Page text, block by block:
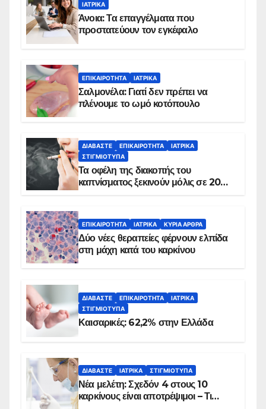
ΙΑΤΡΙΚΆ
Άνοια: Τα επαγγέλματα που
προστατεύουν τον εγκέφαλο
ΕΠΙΚΑΙΡΌΤΗΤΑ ΙΑΤΡΙΚΆ
Σαλμονέλα: Γιατί δεν πρέπει να
πλένουμε το ωμό κοτόπουλο
ΔΙΑΒΆΣΤΕ ΕΠΙΚΑΙΡΌΤΗΤΑ
ΙΑΤΡΙΚΆ
ΣΤΙΓΜΙΌΤΥΠΑ
Τα οφέλη της διακοπής του
καπνίσματος ξεκινούν μόλις σε 20
ΕΠΙΚΑΙΡΌΤΗΤΑ ΙΑΤΡΙΚΆ ΚΥΡΙΑ ΑΡΘΡΑ
Δύο νέες θεραπείες φέρνουν ελπίδα
στη μάχη κατά του καρκίνου
ΔΙΑΒΆΣΤΕ ΕΠΙΚΑΙΡΌΤΗΤΑ
ΙΑΤΡΙΚΆ
ΣΤΙΓΜΙΌΤΥΠΑ
Καισαρικές: 62,2% στην Ελλάδα
ΔΙΑΒΆΣΤΕ ΙΑΤΡΙΚΆ ΣΤΙΓΜΙΌΤΥΠΑ
Νέα μελέτη: Σχεδόν 4 στους 10
καρκίνους είναι αποτρέψιμοι – Τι